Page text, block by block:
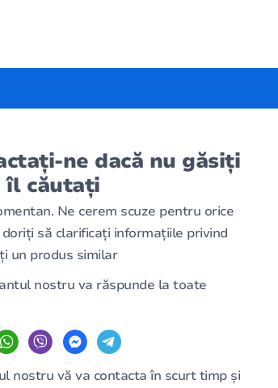
ne dacă nu găsiți
îl căutați
Ne cerem scuze pentru orice
să clarificați informațiile privind
un produs similar
nostru va răspunde la toate
nostru vă va contacta în scurt timp și